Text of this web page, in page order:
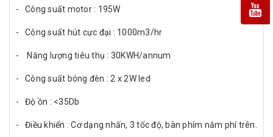
- Công suất motor : 195W
- Công suất hút cực đại : 1000m3/hr
- Năng lượng tiêu thụ : 30KWH/annum
- Công suất bóng đèn : 2 x 2W led
- Độ ồn : <35Db
- Điều khiển : Cơ dạng nhấn, 3 tốc độ, bàn phím năm phí trên.